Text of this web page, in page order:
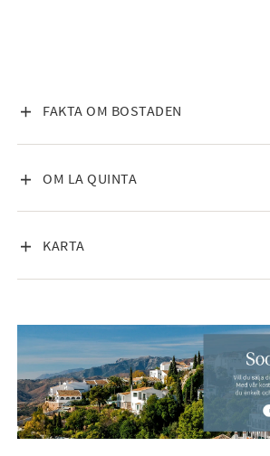
FAKTA OM BOSTADEN
VISA INNEHÅLL
OM LA QUINTA
VISA INNEHÅLL
KARTA
VISA INNEHÅLL